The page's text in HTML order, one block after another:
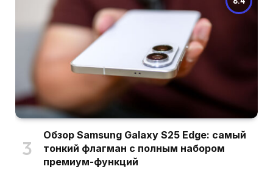
Обзор Samsung Galaxy S25 Edge: самый
тонкий флагман с полным набором
премиум-функций